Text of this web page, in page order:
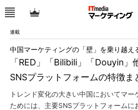
連載
「RED」「Bilibili」「Douyin
SNSプラットフォームの特徴ま
中国マーケティングの「壁」を乗り越え
トレンド変化の大きい中国においてマー
ためには、主要SNSプラットフォームに